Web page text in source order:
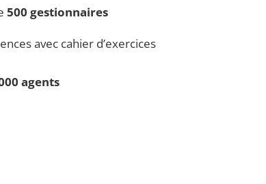
500 gestionnaires
avec cahier d’exercices
agents